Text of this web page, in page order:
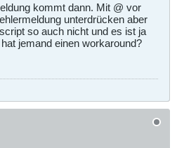
kommt dann. Mit @ vor
unterdrücken aber
so auch nicht und es ist ja
jemand einen workaround?